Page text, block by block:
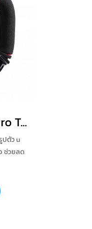
Ulanzi U-Grip Pro Triple Shoe Mount Grip
ปตัว u
ช่วยลด
กล้อง